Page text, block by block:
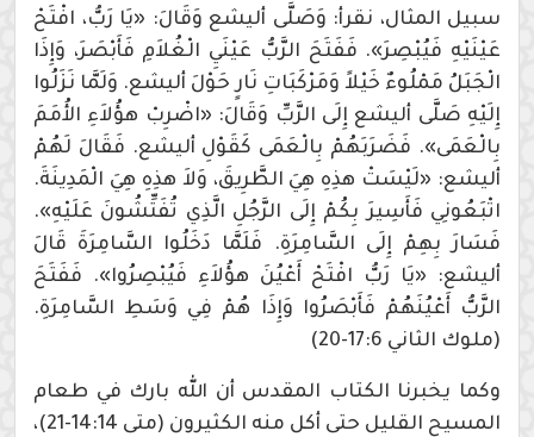
سبيل المثال، نقرأ: وَصَلَّى أليشع وَقَالَ: «يَا رَبُّ، افْتَحْ
عَيْنَيْهِ فَيُبْصِرَ». فَفَتَحَ الرَّبُّ عَيْنَيِ الْغُلاَمِ فَأَبْصَرَ، وَإِذَا
الْجَبَلُ مَمْلُوءٌ خَيْلاً وَمَرْكَبَاتِ نَارٍ حَوْلَ أليشع. وَلَمَّا نَزَلُوا
إِلَيْهِ صَلَّى أليشع إِلَى الرَّبِّ وَقَالَ: «اضْرِبْ هؤُلاَءِ الأُمَمَ
بِالْعَمَى». فَضَرَبَهُمْ بِالْعَمَى كَقَوْلِ أليشع. فَقَالَ لَهُمْ
أليشع: «لَيْسَتْ هذِهِ هِيَ الطَّرِيقَ، وَلاَ هذِهِ هِيَ الْمَدِينَةَ.
اتْبَعُونِي فَأَسِيرَ بِكُمْ إِلَى الرَّجُلِ الَّذِي تُفَتِّشُونَ عَلَيْهِ».
فَسَارَ بِهِمْ إِلَى السَّامِرَةِ. فَلَمَّا دَخَلُوا السَّامِرَةَ قَالَ
أليشع: «يَا رَبُّ افْتَحْ أَعْيُنَ هؤُلاَءِ فَيُبْصِرُوا». فَفَتَحَ
الرَّبُّ أَعْيُنَهُمْ فَأَبْصَرُوا وَإِذَا هُمْ فِي وَسَطِ السَّامِرَةِ.
(ملوك الثاني 17:6-20)
وكما يخبرنا الكتاب المقدس أن الله بارك في طعام
المسيح القليل حتى أكل منه الكثيرون (متى 14:14-21)،